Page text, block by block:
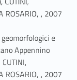
ROSARIO, , 2007
e
Appennino
ROSARIO, , 2007